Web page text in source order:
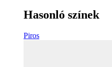
Hasonló színek
Piros